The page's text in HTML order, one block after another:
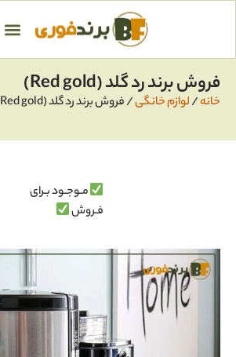
فروش برند رد گلد (Red gold)
خانه/لوازم خانگی/ فروش برند رد گلد (Red gold)
مـوجـود بـرای
فـروش